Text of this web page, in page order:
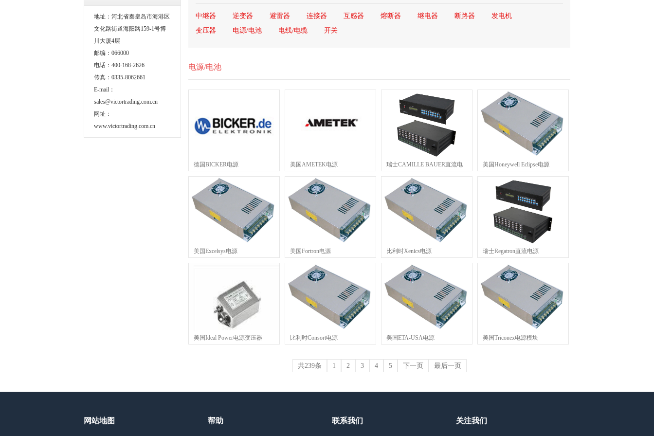
地址：河北省秦皇岛市海港区
文化路街道海阳路159-1号博
川大厦4层
邮编：066000
电话：400-168-2626
传真：0335-8062661
E-mail：
sales@victortrading.com.cn
网址：
www.victortrading.com.cn
中继器 逆变器 避雷器 连接器 互感器 熔断器 继电器 断路器
发电机
变压器
电源/电池 电线/电缆 开关
电源/电池
德国BICKER电源 美国AMETEK电源
瑞士CAMILLE BAUER直流电
源
美国Honeywell Eclipse电源
美国Excelsys电源 美国Fortron电源 比利时Xenics电源 瑞士Regatron直流电源
美国Ideal Power电源变压器 比利时Consort电源 美国ETA-USA电源 美国Triconex电源模块
共239条 1 2 3 4 5 下一页 最后一页
网站地图 帮助 联系我们 关注我们